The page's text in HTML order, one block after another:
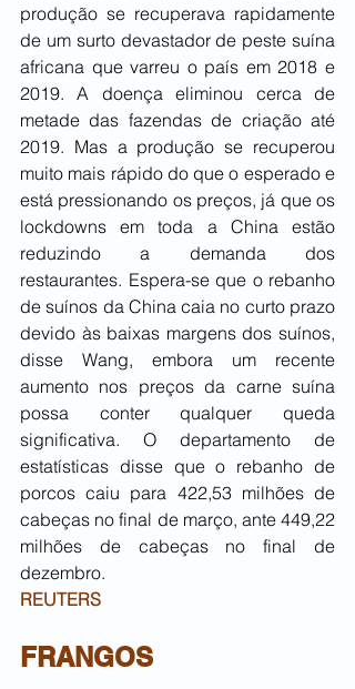
produção se recuperava rapidamente
de um surto devastador de peste suína
africana que varreu o país em 2018 e
2019. A doença eliminou cerca de
metade das fazendas de criação até
2019. Mas a produção se recuperou
muito mais rápido do que o esperado e
está pressionando os preços, já que os
lockdowns em toda a China estão
reduzindo a demanda dos
restaurantes. Espera-se que o rebanho
de suínos da China caia no curto prazo
devido às baixas margens dos suínos,
disse Wang, embora um recente
aumento nos preços da carne suína
possa conter qualquer queda
significativa. O departamento de
estatísticas disse que o rebanho de
porcos caiu para 422,53 milhões de
cabeças no final de março, ante 449,22
milhões de cabeças no final de
dezembro.
REUTERS
FRANGOS